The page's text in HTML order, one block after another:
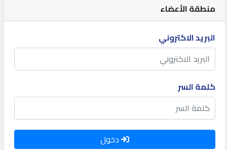
كيو
مزاد
كيو
كيو
كارز
منطقة الأعضاء
البريد الاكتروني
كلمة السر
دخول